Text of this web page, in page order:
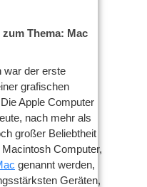
Thema: Mac
war der erste
grafischen
Apple Computer
nach mehr als
großer Beliebtheit
Computer,
genannt werden,
Geräten,